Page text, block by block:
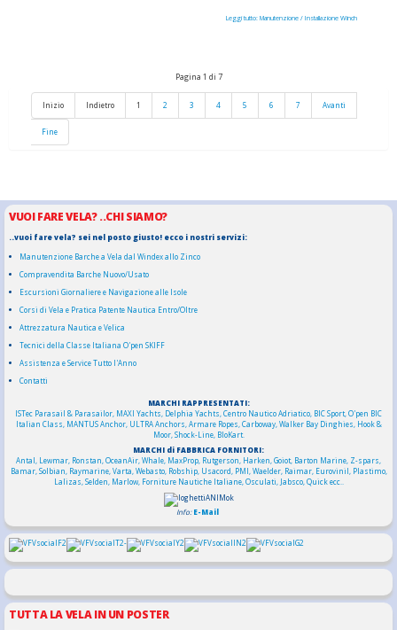
Leggi tutto: Manutenzione / Installazione Winch
Pagina 1 di 7
Inizio Indietro 1 2 3 4 5 6 7 Avanti
Fine
VUOI FARE VELA? ..CHI SIAMO?
..vuoi fare vela? sei nel posto giusto! ecco i nostri servizi:
Manutenzione Barche a Vela dal Windex allo Zinco
Compravendita Barche Nuovo/Usato
Escursioni Giornaliere e Navigazione alle Isole
Corsi di Vela e Pratica Patente Nautica Entro/Oltre
Attrezzatura Nautica e Velica
Tecnici della Classe Italiana O'pen SKIFF
Assistenza e Service Tutto l'Anno
Contatti
MARCHI RAPPRESENTATI:
ISTec Parasail & Parasailor , MAXI Yachts, Delphia Yachts, Centro Nautico Adriatico, BIC Sport, O'pen BIC
Italian Class, MANTUS Anchor, ULTRA Anchors, Armare Ropes , Carboway, Walker Bay Dinghies , Hook &
Moor, Shock-Line, BloKart.
MARCHI di FABBRICA FORNITORI:
Antal, Lewmar, Ronstan, OceanAir, Whale, MaxProp, Rutgerson, Harken, Goiot, Barton Marine, Z-spars,
Bamar, Solbian, Raymarine, Varta, Webasto, Robship, Usacord, PMI, Waelder, Raimar, Eurovinil, Plastimo,
Lalizas, Selden, Marlow, Forniture Nautiche Italiane, Osculati, Jabsco, Quick ecc..
Info: E-Mail
TUTTA LA VELA IN UN POSTER